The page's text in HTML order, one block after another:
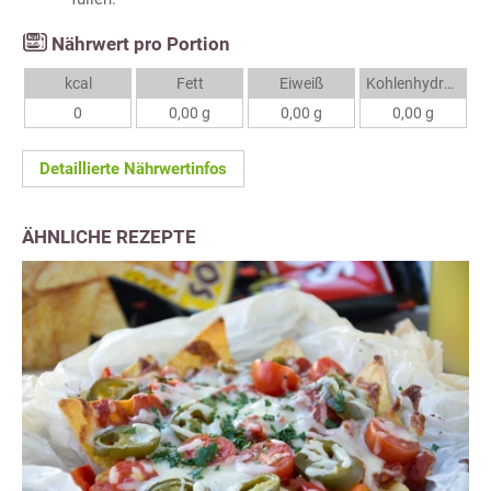
Nährwert pro Portion
kcal
0
Fett
0,00 g
Eiweiß
0,00 g
Kohlenhydrate
0,00 g
Detaillierte Nährwertinfos
ÄHNLICHE REZEPTE